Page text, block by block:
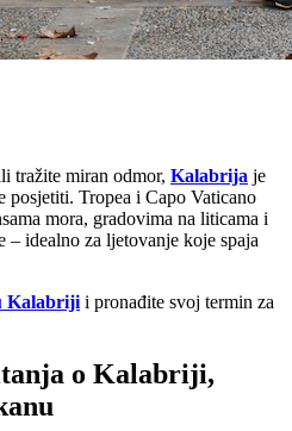
tražite miran odmor, Kalabrija je
posjetiti. Tropea i Capo Vaticano
mora, gradovima na liticama i
idealno za ljetovanje koje spaja
Kalabriji i pronađite svoj termin za
o Kalabriji,